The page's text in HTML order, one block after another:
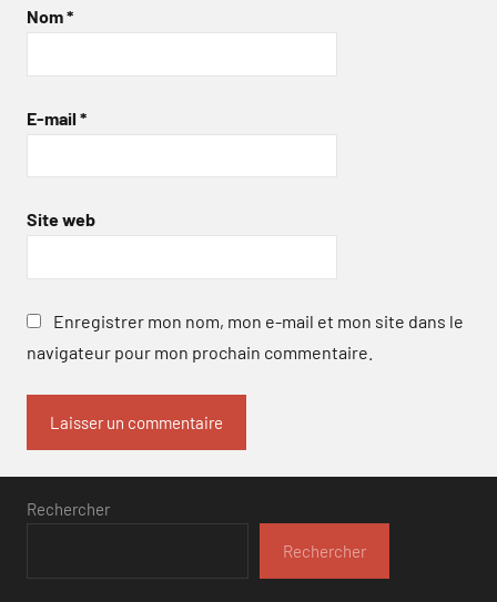
Nom*
E-mail *
Site web
Enregistrer mon nom, mon e-mail et mon site dans le
navigateur pour mon prochain commentaire.
Rechercher
Rechercher